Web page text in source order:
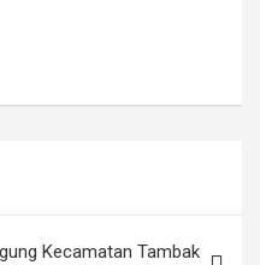
Kecamatan Tambak